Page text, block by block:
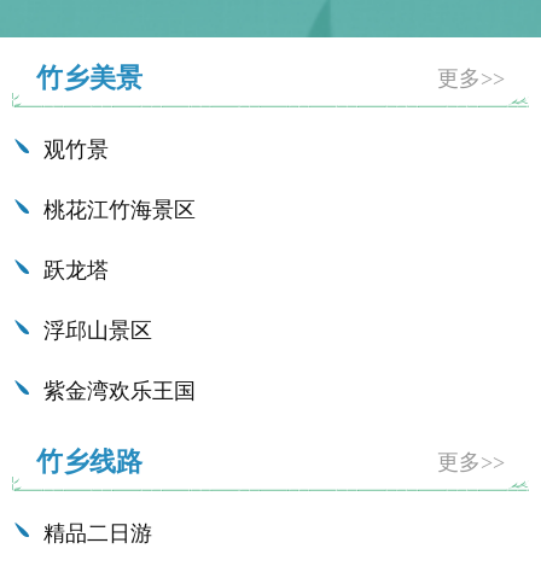
竹乡美景 更多>>
观竹景
桃花江竹海景区
跃龙塔
浮邱山景区
紫金湾欢乐王国
竹乡线路 更多>>
精品二日游